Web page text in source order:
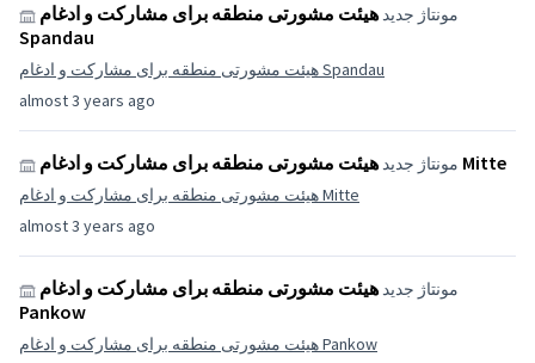
almost 3 years ago
مونتاژ جدیدهیئت مشورتی منطقه برای مشارکت و ادغام
Spandau
هیئت مشورتی منطقه برای مشارکت و ادغام Spandau
almost 3 years ago
مونتاژ جدید هیئت مشورتی منطقه برای مشارکت و ادغام Mitte
هیئت مشورتی منطقه برای مشارکت و ادغام Mitte
مونتاژ جدیدهیئت مشورتی منطقه برای مشارکت و ادغام
Pankow
هیئت مشورتی منطقه برای مشارکت و ادغام Pankow